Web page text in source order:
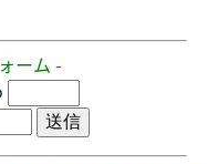
ーム -